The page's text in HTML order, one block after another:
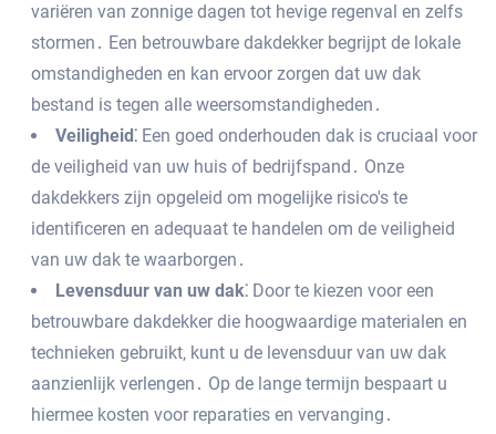
variëren van zonnige dagen tot hevige regenval en zelfs
stormen․ Een betrouwbare dakdekker begrijpt de lokale
omstandigheden en kan ervoor zorgen dat uw dak
bestand is tegen alle weersomstandigheden․
Veiligheid⁚ Een goed onderhouden dak is cruciaal voor
de veiligheid van uw huis of bedrijfspand․ Onze
dakdekkers zijn opgeleid om mogelijke risico's te
identificeren en adequaat te handelen om de veiligheid
van uw dak te waarborgen․
Levensduur van uw dak⁚ Door te kiezen voor een
betrouwbare dakdekker die hoogwaardige materialen en
technieken gebruikt‚ kunt u de levensduur van uw dak
aanzienlijk verlengen․ Op de lange termijn bespaart u
hiermee kosten voor reparaties en vervanging․